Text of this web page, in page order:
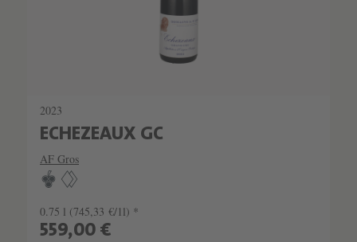
2023
ECHEZEAUX GC
AF Gros
0.75 l (745,33 €/1l) *
559,00 €